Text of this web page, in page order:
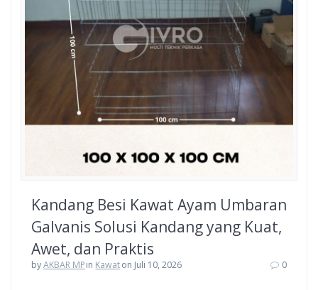
Kandang Besi Kawat Ayam Umbaran
Galvanis Solusi Kandang yang Kuat,
Awet, dan Praktis
byAKBAR MPin Kawaton Juli 10, 2026 0